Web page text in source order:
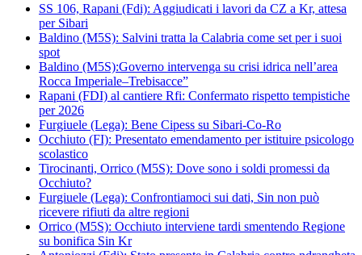
SS 106, Rapani (Fdi): Aggiudicati i lavori da CZ a Kr, attesa
per Sibari
Baldino (M5S): Salvini tratta la Calabria come set per i suoi
spot
Baldino (M5S):Governo intervenga su crisi idrica nell’area
Rocca Imperiale–Trebisacce”
Rapani (FDI) al cantiere Rfi: Confermato rispetto tempistiche
per 2026
Furgiuele (Lega): Bene Cipess su Sibari-Co-Ro
Occhiuto (FI): Presentato emendamento per istituire psicologo
scolastico
Tirocinanti, Orrico (M5S): Dove sono i soldi promessi da
Occhiuto?
Furgiuele (Lega): Confrontiamoci sui dati, Sin non può
ricevere rifiuti da altre regioni
Orrico (M5S): Occhiuto interviene tardi smentendo Regione
su bonifica Sin Kr